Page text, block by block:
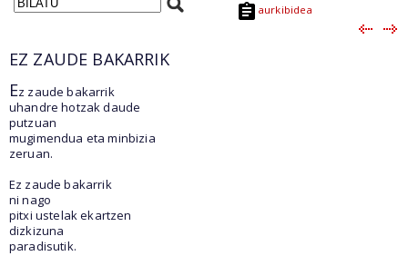
aurkibidea
EZ ZAUDE BAKARRIK
Ez zaude bakarrik
uhandre hotzak daude
putzuan
mugimendua eta minbizia
zeruan.
Ez zaude bakarrik
ni nago
pitxi ustelak ekartzen
dizkizuna
paradisutik.